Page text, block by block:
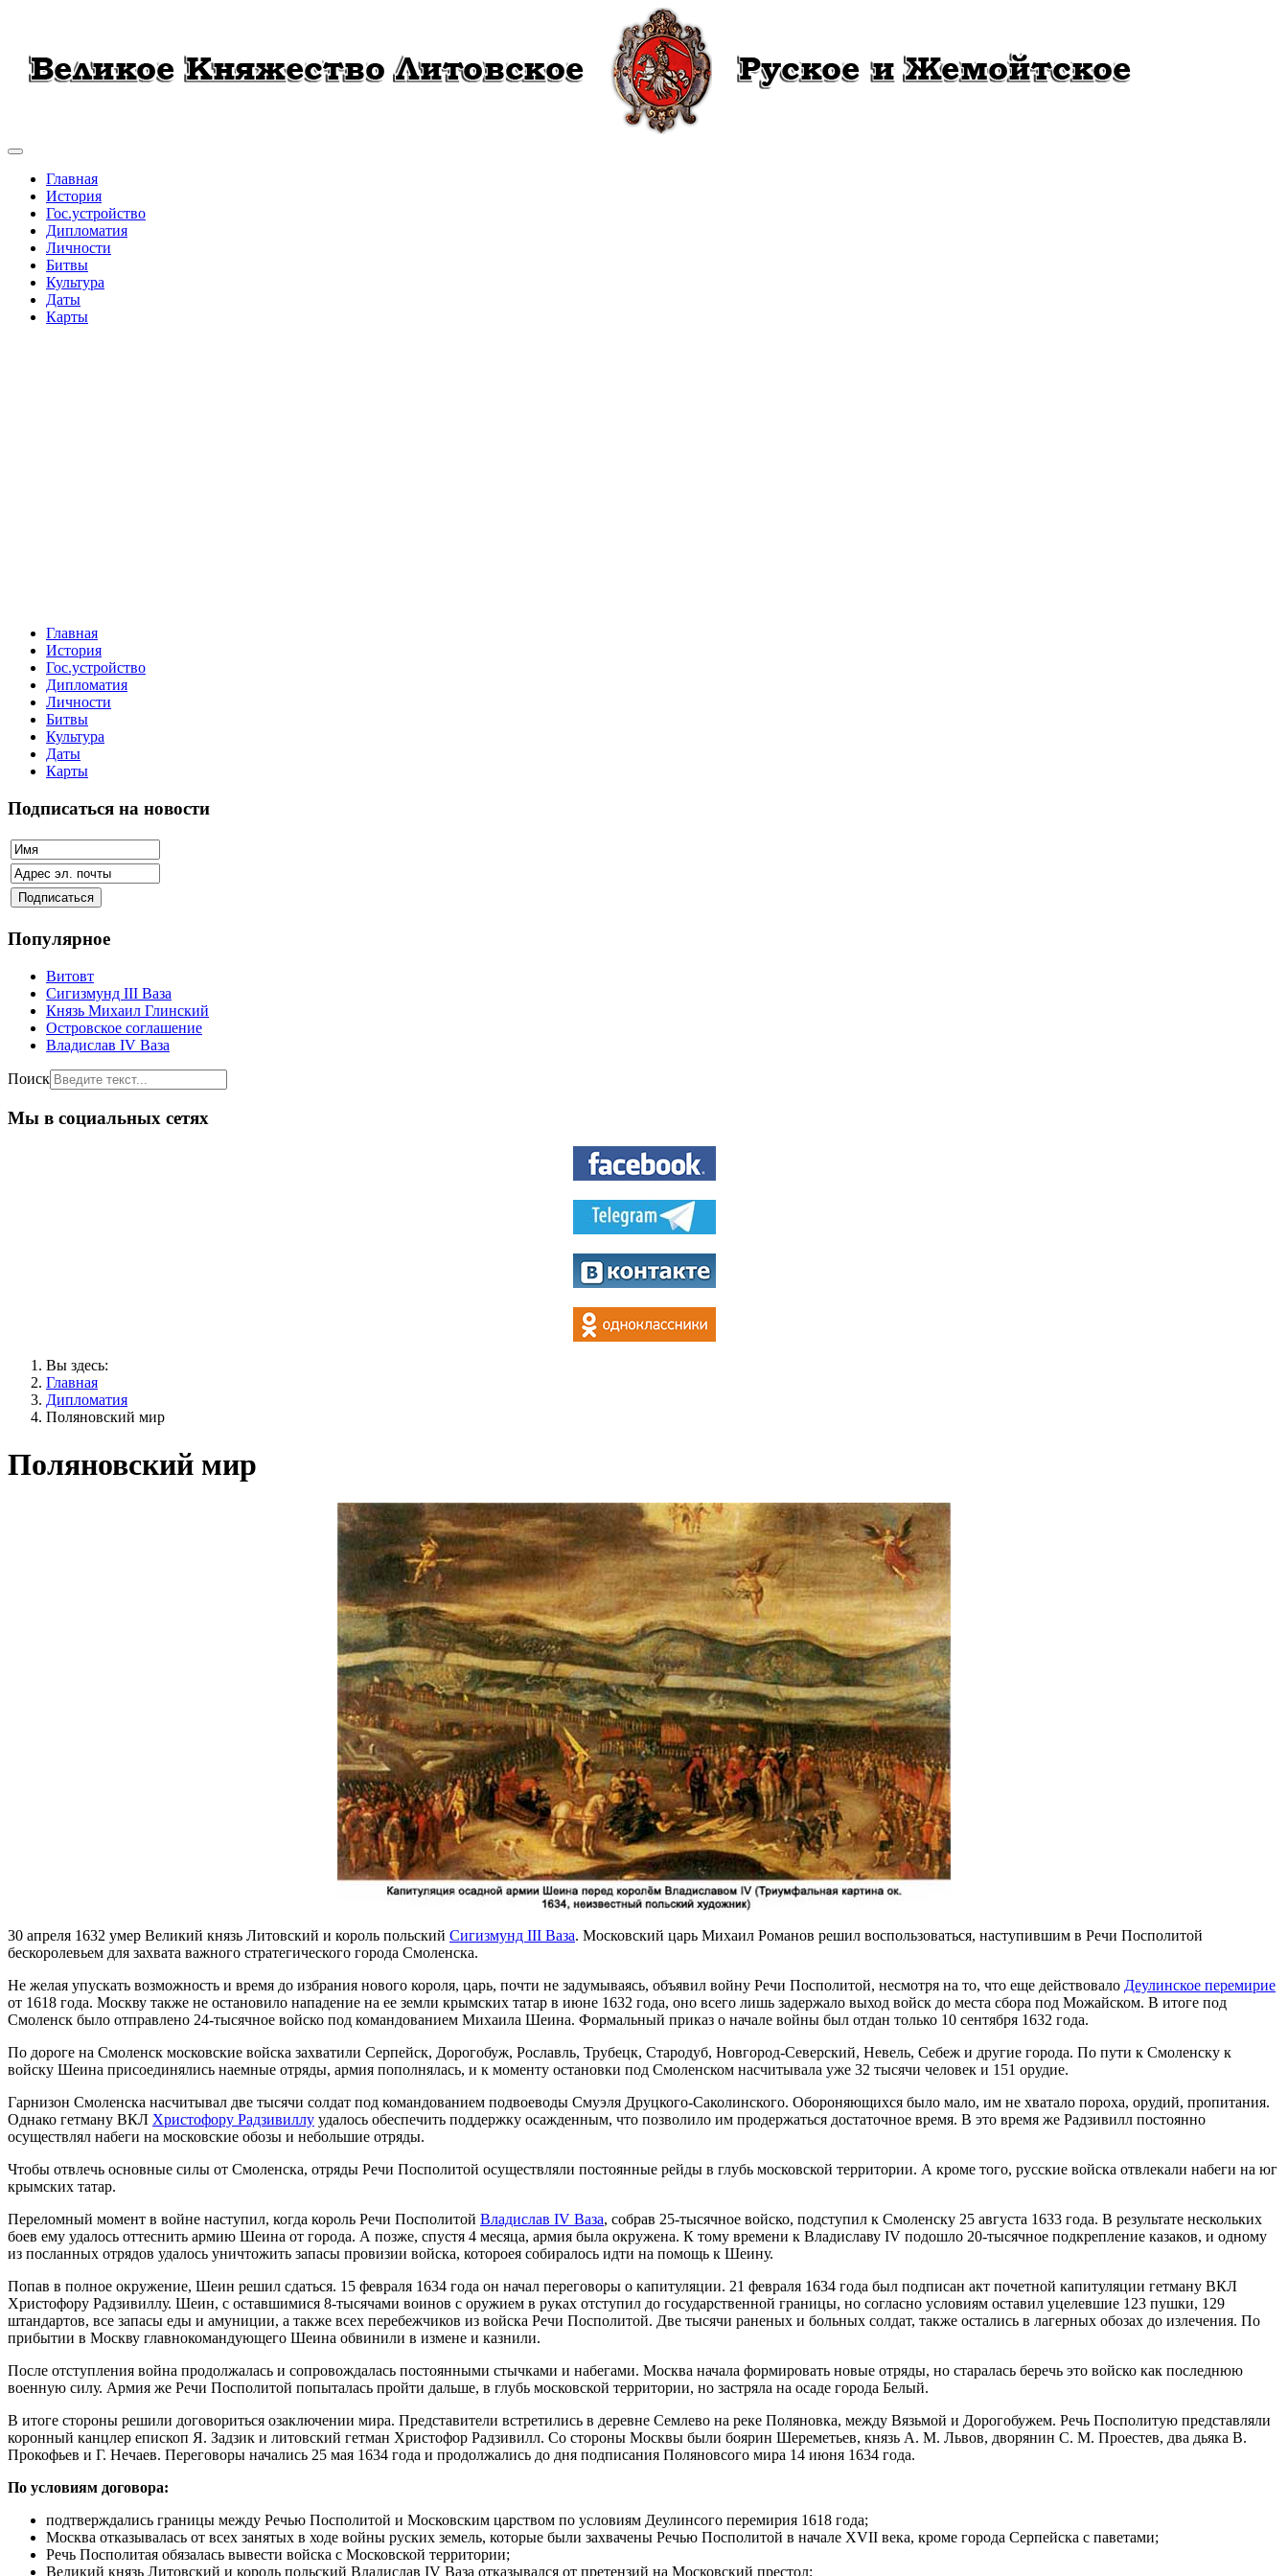
Главная
История
Гос.устройство
Дипломатия
Личности
Битвы
Культура
Даты
Карты
Главная
История
Гос.устройство
Дипломатия
Личности
Битвы
Культура
Даты
Карты
Подписаться на новости
Популярное
Витовт
Сигизмунд III Ваза
Князь Михаил Глинский
Островское соглашение
Владислав IV Ваза
Поиск
Мы в социальных сетях
Вы здесь:
Главная
Дипломатия
Поляновский мир
Поляновский мир
30 апреля 1632 умер Великий князь Литовский и король польский Сигизмунд III Ваза. Московский царь Михаил Романов решил воспользоваться, наступившим в Речи Посполитой
бескоролевьем для захвата важного стратегического города Смоленска.
Не желая упускать возможность и время до избрания нового короля, царь, почти не задумываясь, объявил войну Речи Посполитой, несмотря на то, что еще действовало Деулинское перемирие
от 1618 года. Москву также не остановило нападение на ее земли крымских татар в июне 1632 года, оно всего лишь задержало выход войск до места сбора под Можайском. В итоге под
Смоленск было отправлено 24-тысячное войско под командованием Михаила Шеина. Формальный приказ о начале войны был отдан только 10 сентября 1632 года.
По дороге на Смоленск московские войска захватили Серпейск, Дорогобуж, Рославль, Трубецк, Стародуб, Новгород-Северский, Невель, Себеж и другие города. По пути к Смоленску к
войску Шеина присоединялись наемные отряды, армия пополнялась, и к моменту остановки под Смоленском насчитывала уже 32 тысячи человек и 151 орудие.
Гарнизон Смоленска насчитывал две тысячи солдат под командованием подвоеводы Смуэля Друцкого-Саколинского. Обороняющихся было мало, им не хватало пороха, орудий, пропитания.
Однако гетману ВКЛ Христофору Радзивиллу удалось обеспечить поддержку осажденным, что позволило им продержаться достаточное время. В это время же Радзивилл постоянно
осуществлял набеги на московские обозы и небольшие отряды.
Чтобы отвлечь основные силы от Смоленска, отряды Речи Посполитой осуществляли постоянные рейды в глубь московской территории. А кроме того, русские войска отвлекали набеги на юг
крымских татар.
Переломный момент в войне наступил, когда король Речи Посполитой Владислав IV Ваза, собрав 25-тысячное войско, подступил к Смоленску 25 августа 1633 года. В результате нескольких
боев ему удалось оттеснить армию Шеина от города. А позже, спустя 4 месяца, армия была окружена. К тому времени к Владиславу IV подошло 20-тысячное подкрепление казаков, и одному
из посланных отрядов удалось уничтожить запасы провизии войска, котороея собиралось идти на помощь к Шеину.
Попав в полное окружение, Шеин решил сдаться. 15 февраля 1634 года он начал переговоры о капитуляции. 21 февраля 1634 года был подписан акт почетной капитуляции гетману ВКЛ
Христофору Радзивиллу. Шеин, с оставшимися 8-тысячами воинов с оружием в руках отступил до государственной границы, но согласно условиям оставил уцелевшие 123 пушки, 129
штандартов, все запасы еды и амуниции, а также всех перебежчиков из войска Речи Посполитой. Две тысячи раненых и больных солдат, также остались в лагерных обозах до излечения. По
прибытии в Москву главнокомандующего Шеина обвинили в измене и казнили.
После отступления война продолжалась и сопровождалась постоянными стычками и набегами. Москва начала формировать новые отряды, но старалась беречь это войско как последнюю
военную силу. Армия же Речи Посполитой попыталась пройти дальше, в глубь московской территории, но застряла на осаде города Белый.
В итоге стороны решили договориться озаключении мира. Представители встретились в деревне Семлево на реке Поляновка, между Вязьмой и Дорогобужем. Речь Посполитую представляли
коронный канцлер епископ Я. Задзик и литовский гетман Христофор Радзивилл. Со стороны Москвы были боярин Шереметьев, князь А. М. Львов, дворянин С. М. Проестев, два дьяка В.
Прокофьев и Г. Нечаев. Переговоры начались 25 мая 1634 года и продолжались до дня подписания Поляновсого мира 14 июня 1634 года.
По условиям договора:
подтверждались границы между Речью Посполитой и Московским царством по условиям Деулинсого перемирия 1618 года;
Москва отказывалась от всех занятых в ходе войны руских земель, которые были захвачены Речью Посполитой в начале XVII века, кроме города Серпейска с паветами;
Речь Посполитая обязалась вывести войска с Московской территории;
Великий князь Литовский и король польский Владислав IV Ваза отказывался от претензий на Московский престол;